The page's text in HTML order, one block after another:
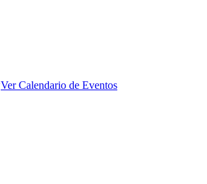
Ver Calendario de Eventos